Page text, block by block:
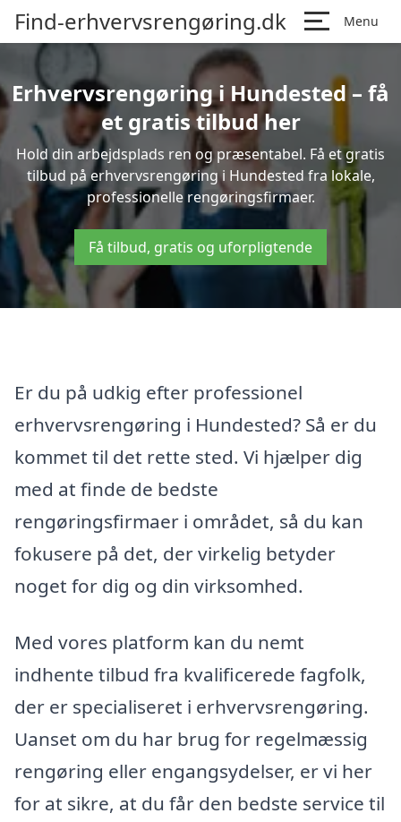
Find-erhvervsrengøring.dk Menu
Erhvervsrengøring i Hundested – få
et gratis tilbud her
Hold din arbejdsplads ren og præsentabel. Få et gratis
tilbud på erhvervsrengøring i Hundested fra lokale,
professionelle rengøringsfirmaer.
Få tilbud, gratis og uforpligtende
Er du på udkig efter professionel
erhvervsrengøring i Hundested? Så er du
kommet til det rette sted. Vi hjælper dig
med at finde de bedste
rengøringsfirmaer i området, så du kan
fokusere på det, der virkelig betyder
noget for dig og din virksomhed.
Med vores platform kan du nemt
indhente tilbud fra kvalificerede fagfolk,
der er specialiseret i erhvervsrengøring.
Uanset om du har brug for regelmæssig
rengøring eller engangsydelser, er vi her
for at sikre, at du får den bedste service til